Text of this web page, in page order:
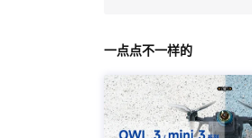
一点点不一样的